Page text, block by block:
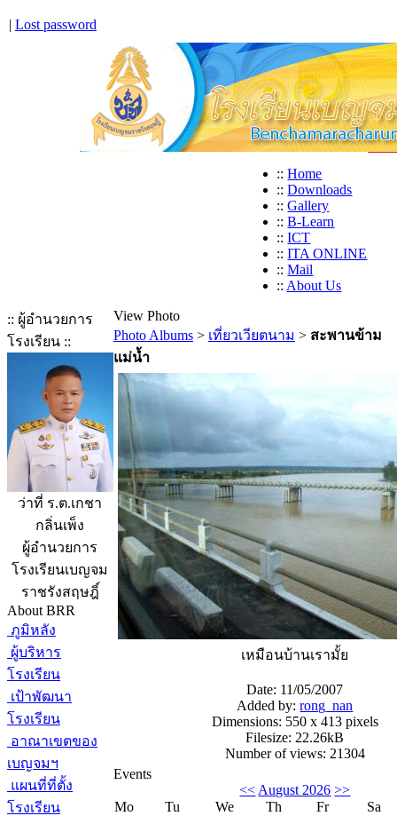
| Lost password
:: Home
:: Downloads
:: Gallery
:: B-Learn
:: ICT
:: ITA ONLINE
:: Mail
:: About Us
:: ผู้อำนวยการ
โรงเรียน ::
ว่าที่ ร.ต.เกชา
กลิ่นเพ็ง
ผู้อำนวยการ
โรงเรียนเบญจม
ราชรังสฤษฎิ์
About BRR
ภูมิหลัง
ผู้บริหาร
โรงเรียน
เป้าพัฒนา
โรงเรียน
อาณาเขตของ
เบญจมฯ
แผนที่ที่ตั้ง
โรงเรียน
View Photo
Photo Albums > เที่ยวเวียตนาม > สะพานข้าม
แม่น้ำ
เหมือนบ้านเรามั้ย
Date: 11/05/2007
Added by:rong_nan
Dimensions: 550 x 413 pixels
Filesize: 22.26kB
Number of views: 21304
Events
<< August 2026 >>
Mo
Tu We Th Fr
Sa